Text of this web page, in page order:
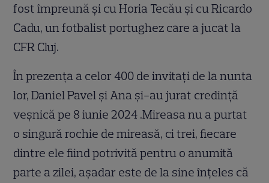
fost împreună și cu Horia Tecău și cu Ricardo
Cadu, un fotbalist portughez care a jucat la
CFR Cluj.
În prezența a celor 400 de invitați de la nunta
lor, Daniel Pavel și Ana și-au jurat credință
veșnică pe 8 iunie 2024 .Mireasa nu a purtat
o singură rochie de mireasă, ci trei, fiecare
dintre ele fiind potrivită pentru o anumită
parte a zilei, așadar este de la sine înțeles că